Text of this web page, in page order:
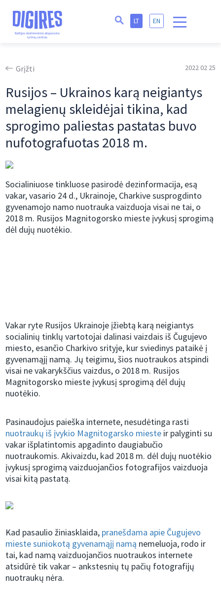
LT EN
Grįžti 2022 02 25
Rusijos – Ukrainos karą neigiantys
melagienų skleidėjai tikina, kad
sprogimo paliestas pastatas buvo
nufotografuotas 2018 m.
Socialiniuose tinkluose pasirodė dezinformacija, esą
vakar, vasario 24 d., Ukrainoje, Charkive susprogdinto
gyvenamojo namo nuotrauka vaizduoja visai ne tai, o
2018 m. Rusijos Magnitogorsko mieste įvykusį sprogimą
dėl dujų nuotėkio.
Vakar ryte Rusijos Ukrainoje įžiebtą karą neigiantys
socialinių tinklų vartotojai dalinasi vaizdais iš Čugujevo
miesto, esančio Charkivo srityje, kur sviedinys pataikė į
gyvenamąjį namą. Jų teigimu, šios nuotraukos atspindi
visai ne vakarykščius vaizdus, o 2018 m. Rusijos
Magnitogorsko mieste įvykusį sprogimą dėl dujų
nuotėkio.
Pasinaudojus paieška internete, nesudėtinga rasti
nuotraukų iš įvykio Magnitogarsko mieste ir palyginti su
vakar išplatintomis apgadinto daugiabučio
nuotraukomis. Akivaizdu, kad 2018 m. dėl dujų nuotėkio
įvykusį sprogimą vaizduojančios fotografijos vaizduoja
visai kitą pastatą.
Kad pasaulio žiniasklaida, pranešdama apie Čugujevo
mieste suniokotą gyvenamąjį namą nemeluoja, rodo ir
tai, kad namą vaizduojančios nuotraukos internete
atsidūrė tik vakar – ankstesnių tų pačių fotografijų
nuotraukų nėra.